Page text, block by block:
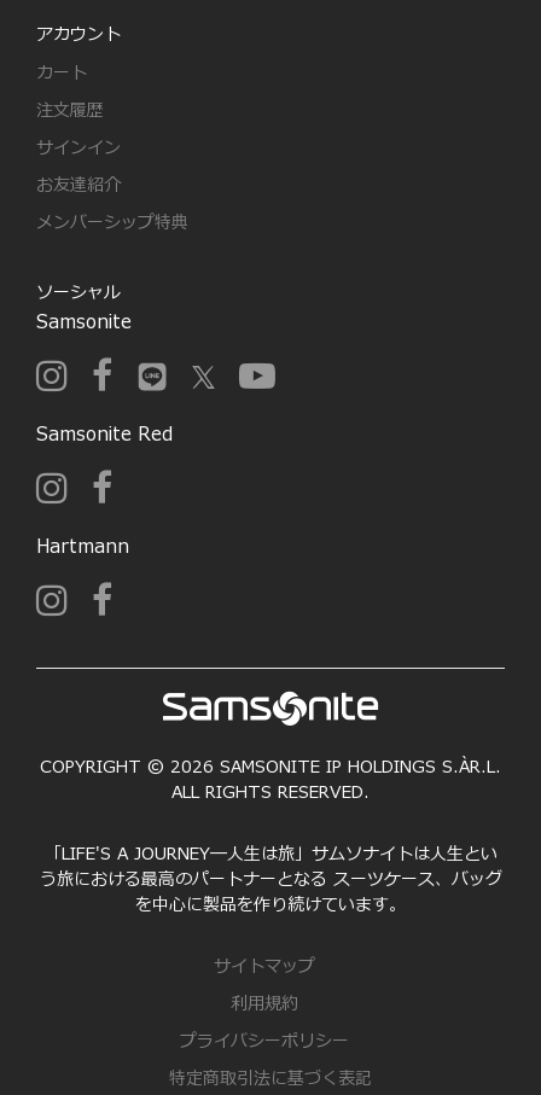
アカウント
カート
注文履歴
サインイン
お友達紹介
メンバーシップ特典
ソーシャル
Samsonite
Samsonite Red
Hartmann
COPYRIGHT © 2026 SAMSONITE IP HOLDINGS S.ÀR.L.
ALL RIGHTS RESERVED.
「LIFE'S A JOURNEY―人生は旅」サムソナイトは人生とい
う旅における最高のパートナーとなる スーツケース、バッグ
を中心に製品を作り続けています。
サイトマップ
利用規約
プライバシーポリシー
特定商取引法に基づく表記